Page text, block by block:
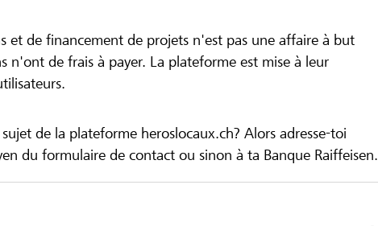
et de financement de projets n'est pas une affaire à but
n'ont de frais à payer. La plateforme est mise à leur
de la plateforme heroslocaux.ch? Alors adresse-toi
du formulaire de contact ou sinon à ta Banque Raiffeisen.